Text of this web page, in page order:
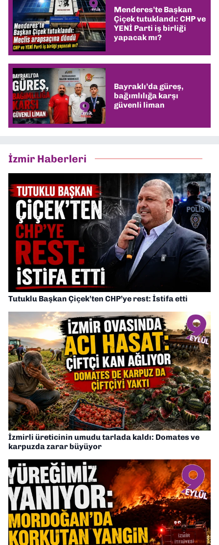
Menderes’te Başkan
Çiçek tutuklandı: CHP ve
YENİ Parti iş birliği
yapacak mı?
Bayraklı’da güreş,
bağımlılığa karşı
güvenli liman
İzmir Haberleri
Tutuklu Başkan Çiçek’ten CHP’ye rest: İstifa etti
İzmirli üreticinin umudu tarlada kaldı: Domates ve
karpuzda zarar büyüyor